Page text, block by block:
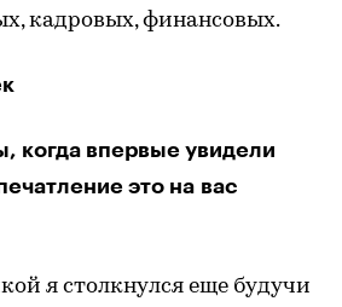
кадровых, финансовых.
когда впервые увидели
это на вас
я столкнулся еще будучи